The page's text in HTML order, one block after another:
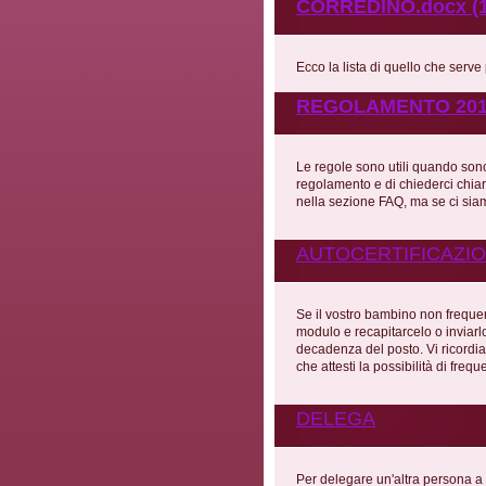
CORREDINO.docx
Ecco la lista di quello che
REGOLAMENTO
Le regole sono utili quando
regolamento e di chiederci
nella sezione FAQ, ma se ci
Se il vostro bambino non
modulo e recapitarcelo o
decadenza del posto. Vi
che attesti la possibilità di
DELEGA
Per delegare un'altra persona